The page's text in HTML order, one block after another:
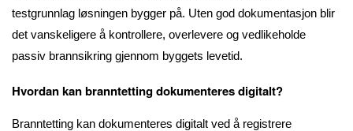
testgrunnlag løsningen bygger på. Uten god dokumentasjon blir
det vanskeligere å kontrollere, overlevere og vedlikeholde
passiv brannsikring gjennom byggets levetid.
Hvordan kan branntetting dokumenteres digitalt?
Branntetting kan dokumenteres digitalt ved å registrere